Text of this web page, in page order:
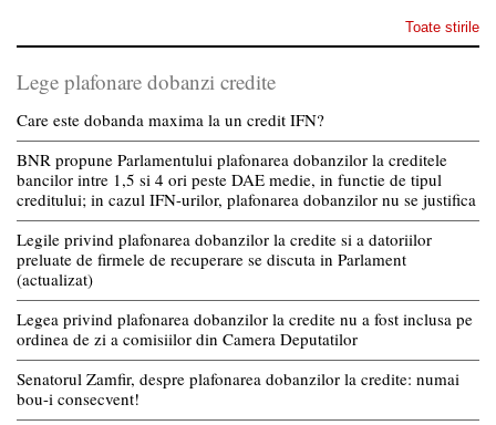
Toate stirile
Lege plafonare dobanzi credite
Care este dobanda maxima la un credit IFN?
BNR propune Parlamentului plafonarea dobanzilor la creditele
bancilor intre 1,5 si 4 ori peste DAE medie, in functie de tipul
creditului; in cazul IFN-urilor, plafonarea dobanzilor nu se justifica
Legile privind plafonarea dobanzilor la credite si a datoriilor
preluate de firmele de recuperare se discuta in Parlament
(actualizat)
Legea privind plafonarea dobanzilor la credite nu a fost inclusa pe
ordinea de zi a comisiilor din Camera Deputatilor
Senatorul Zamfir, despre plafonarea dobanzilor la credite: numai
bou-i consecvent!